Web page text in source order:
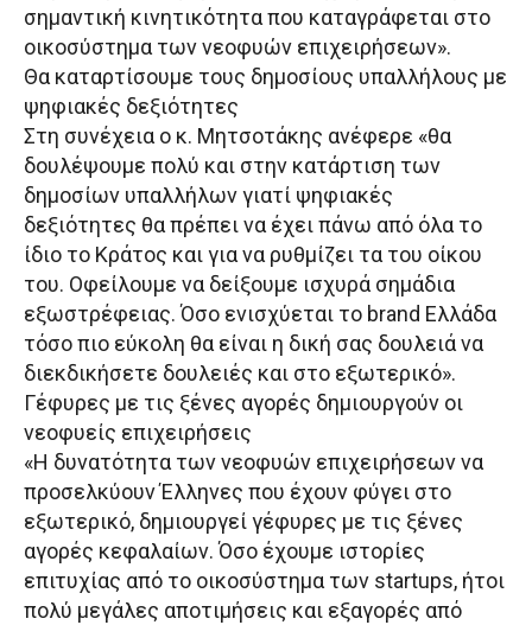
σημαντική κινητικότητα που καταγράφεται στο
οικοσύστημα των νεοφυών επιχειρήσεων».
Θα καταρτίσουμε τους δημοσίους υπαλλήλους με
ψηφιακές δεξιότητες
Στη συνέχεια ο κ. Μητσοτάκης ανέφερε «θα
δουλέψουμε πολύ και στην κατάρτιση των
δημοσίων υπαλλήλων γιατί ψηφιακές
δεξιότητες θα πρέπει να έχει πάνω από όλα το
ίδιο το Κράτος και για να ρυθμίζει τα του οίκου
του. Οφείλουμε να δείξουμε ισχυρά σημάδια
εξωστρέφειας. Όσο ενισχύεται το brand Ελλάδα
τόσο πιο εύκολη θα είναι η δική σας δουλειά να
διεκδικήσετε δουλειές και στο εξωτερικό».
Γέφυρες με τις ξένες αγορές δημιουργούν οι
νεοφυείς επιχειρήσεις
«Η δυνατότητα των νεοφυών επιχειρήσεων να
προσελκύουν Έλληνες που έχουν φύγει στο
εξωτερικό, δημιουργεί γέφυρες με τις ξένες
αγορές κεφαλαίων. Όσο έχουμε ιστορίες
επιτυχίας από το οικοσύστημα των startups, ήτοι
πολύ μεγάλες αποτιμήσεις και εξαγορές από